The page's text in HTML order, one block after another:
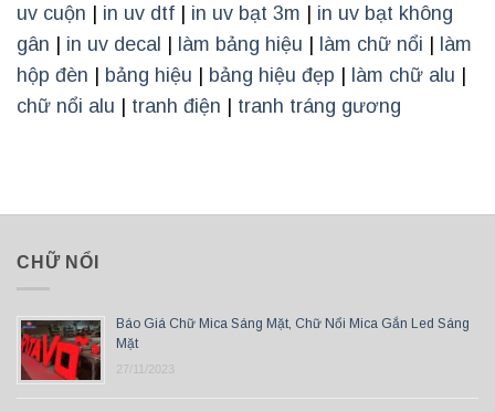
uv cuộn | in uv dtf | in uv bạt 3m | in uv bạt không
gân | in uv decal | làm bảng hiệu | làm chữ nổi | làm
hộp đèn | bảng hiệu | bảng hiệu đẹp | làm chữ alu |
chữ nổi alu | tranh điện | tranh tráng gương
CHỮ NỔI
Báo Giá Chữ Mica Sáng Mặt, Chữ Nổi Mica Gắn Led Sáng
Mặt
27/11/2023